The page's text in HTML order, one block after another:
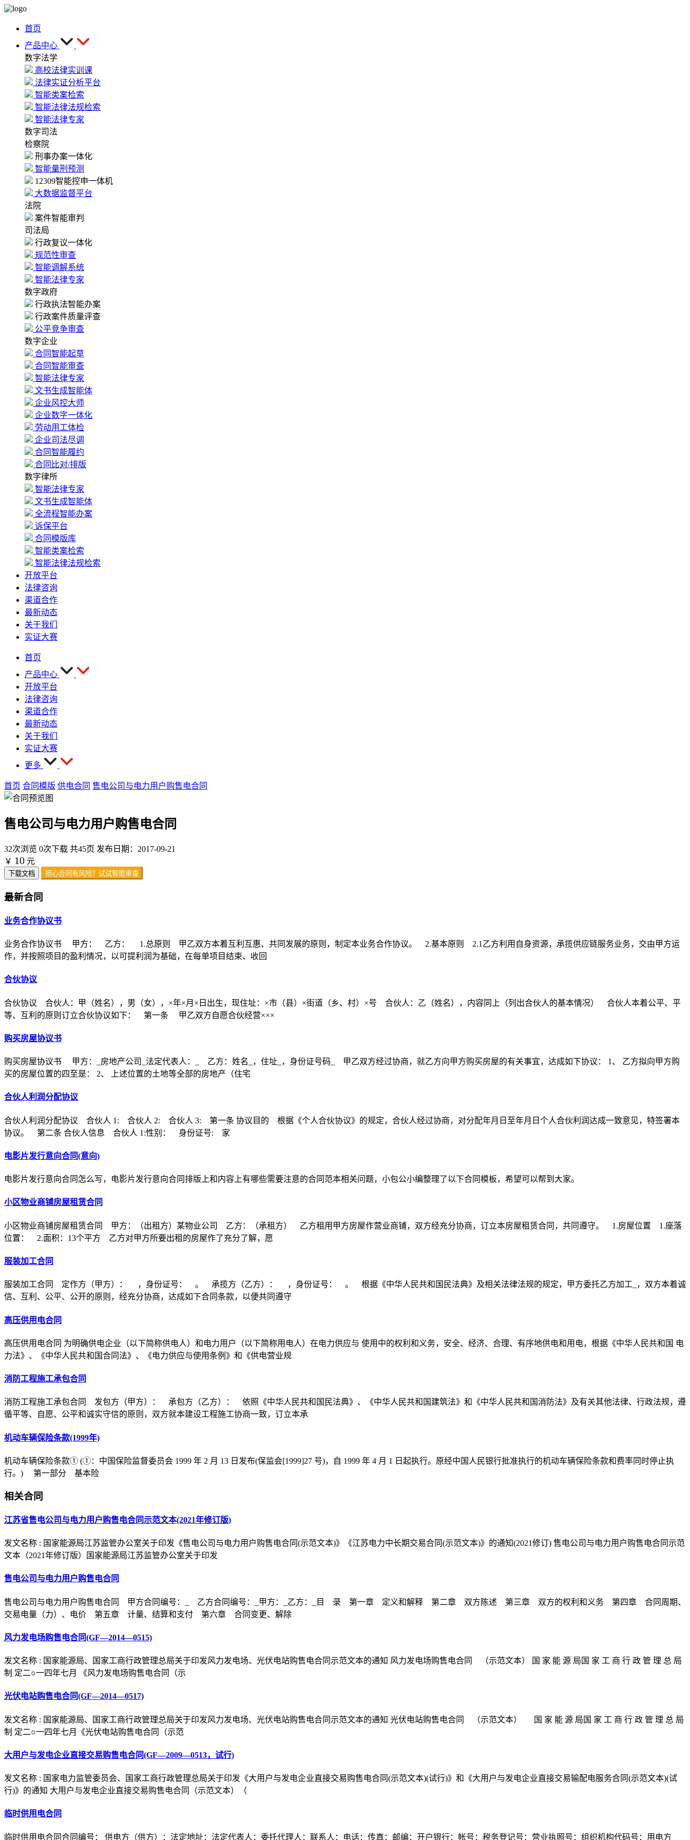
首页
产品中心
数字法学
高校法律实训课
法律实证分析平台
智能类案检索
智能法律法规检索
智能法律专家
数字司法
检察院
刑事办案一体化
智能量刑预测
12309智能控申一体机
大数据监督平台
法院
案件智能审判
司法局
行政复议一体化
规范性审查
智能调解系统
智能法律专家
数字政府
行政执法智能办案
行政案件质量评查
公平竞争审查
数字企业
合同智能起草
合同智能审查
智能法律专家
文书生成智能体
企业风控大师
企业数字一体化
劳动用工体检
企业司法尽调
合同智能履约
合同比对/排版
数字律所
智能法律专家
文书生成智能体
全流程智能办案
诉保平台
合同模版库
智能类案检索
智能法律法规检索
开放平台
法律咨询
渠道合作
最新动态
关于我们
实证大赛
首页
产品中心
开放平台
法律咨询
渠道合作
最新动态
关于我们
实证大赛
更多
首页 合同模版 供电合同 售电公司与电力用户购售电合同
售电公司与电力用户购售电合同
32次浏览 0次下载 共45页 发布日期：2017-09-21
￥ 10 元
下载文档 担心合同有风险？试试智能审查
最新合同
业务合作协议书
业务合作协议书 甲方： 乙方： 1.总原则 甲乙双方本着互利互惠、共同发展的原则，制定本业务合作协议。 2.基本原则 2.1乙方利用自身资源，承揽供应链服务业务，交由甲方运
作，并按照项目的盈利情况，以可提利润为基础，在每单项目结束、收回
合伙协议
合伙协议 合伙人：甲（姓名），男（女），×年×月×日出生，现住址：×市（县）×街道（乡、村）×号 合伙人：乙（姓名），内容同上（列出合伙人的基本情况） 合伙人本着公平、平
等、互利的原则订立合伙协议如下： 第一条 甲乙双方自愿合伙经营×××
购买房屋协议书
购买房屋协议书 甲方：_房地产公司_法定代表人：_ 乙方：姓名_，住址_，身份证号码_ 甲乙双方经过协商，就乙方向甲方购买房屋的有关事宜，达成如下协议： 1、 乙方拟向甲方购
买的房屋位置的四至是： 2、 上述位置的土地等全部的房地产（住宅
合伙人利润分配协议
合伙人利润分配协议 合伙人 1: 合伙人 2: 合伙人 3: 第一条 协议目的 根据《个人合伙协议》的规定，合伙人经过协商，对分配年月日至年月日个人合伙利润达成一致意见，特签署本
协议。 第二条 合伙人信息 合伙人 1:性别： 身份证号: 家
电影片发行意向合同(意向)
电影片发行意向合同怎么写，电影片发行意向合同排版上和内容上有哪些需要注意的合同范本相关问题，小包公小编整理了以下合同模板，希望可以帮到大家。
小区物业商铺房屋租赁合同
小区物业商铺房屋租赁合同 甲方：（出租方）某物业公司 乙方：（承租方） 乙方租用甲方房屋作营业商铺，双方经充分协商，订立本房屋租赁合同，共同遵守。 1.房屋位置 1.座落
位置： 2.面积：13个平方 乙方对甲方所要出租的房屋作了充分了解，愿
服装加工合同
服装加工合同 定作方（甲方）： ，身份证号： 。 承揽方（乙方）： ，身份证号： 。 根据《中华人民共和国民法典》及相关法律法规的规定，甲方委托乙方加工_，双方本着诚
信、互利、公平、公开的原则，经充分协商，达成如下合同条款，以便共同遵守
高压供用电合同
高压供用电合同 为明确供电企业（以下简称供电人）和电力用户（以下简称用电人）在电力供应与 使用中的权利和义务，安全、经济、合理、有序地供电和用电，根据《中华人民共和国 电
力法》、《中华人民共和国合同法》、《电力供应与使用条例》和《供电营业规
消防工程施工承包合同
消防工程施工承包合同 发包方（甲方）： 承包方（乙方）： 依照《中华人民共和国民法典》、《中华人民共和国建筑法》和《中华人民共和国消防法》及有关其他法律、行政法规，遵
循平等、自愿、公平和诚实守信的原则，双方就本建设工程施工协商一致，订立本承
机动车辆保险条款(1999年)
机动车辆保险条款① (①：中国保险监督委员会 1999 年 2 月 13 日发布(保监会[1999]27 号)，自 1999 年 4 月 1 日起执行。原经中国人民银行批准执行的机动车辆保险条款和费率同时停止执
行。) 第一部分 基本险
相关合同
江苏省售电公司与电力用户购售电合同示范文本(2021年修订版)
发文名称 : 国家能源局江苏监管办公室关于印发《售电公司与电力用户购售电合同(示范文本)》《江苏电力中长期交易合同(示范文本)》的通知(2021修订) 售电公司与电力用户购售电合同示范
文本（2021年修订版）国家能源局江苏监管办公室关于印发
售电公司与电力用户购售电合同
售电公司与电力用户购售电合同 甲方合同编号：_ 乙方合同编号：_甲方：_乙方：_目 录 第一章 定义和解释 第二章 双方陈述 第三章 双方的权利和义务 第四章 合同周期、
交易电量（力）、电价 第五章 计量、结算和支付 第六章 合同变更、解除
风力发电场购售电合同(GF—2014—0515)
发文名称 : 国家能源局、国家工商行政管理总局关于印发风力发电场、光伏电站购售电合同示范文本的通知 风力发电场购售电合同 （示范文本） 国 家 能 源 局国 家 工 商 行 政 管 理 总 局
制 定二○一四年七月 《风力发电场购售电合同（示
光伏电站购售电合同(GF—2014—0517)
发文名称 : 国家能源局、国家工商行政管理总局关于印发风力发电场、光伏电站购售电合同示范文本的通知 光伏电站购售电合同 （示范文本） 国 家 能 源 局国 家 工 商 行 政 管 理 总 局
制 定二○一四年七月《光伏电站购售电合同（示范
大用户与发电企业直接交易购售电合同(GF—2009—0513，试行)
发文名称 : 国家电力监管委员会、国家工商行政管理总局关于印发《大用户与发电企业直接交易购售电合同(示范文本)(试行)》和《大用户与发电企业直接交易输配电服务合同(示范文本)(试
行)》的通知 大用户与发电企业直接交易购售电合同（示范文本）（
临时供用电合同
临时供用电合同合同编号： 供电方（供方）：法定地址：法定代表人：委托代理人：联系人：电话：传真：邮编：开户银行：帐号：税务登记号：营业执照号：组织机构代码号：用电方